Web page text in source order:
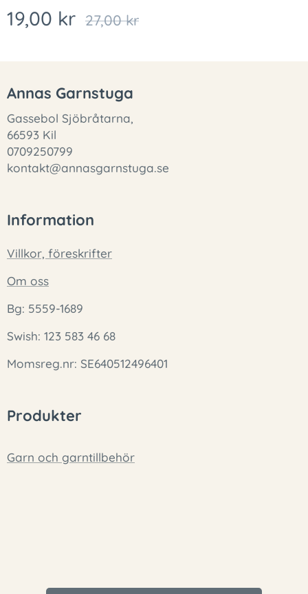
19,00 kr 27,00kr
Annas Garnstuga
Gassebol Sjöbråtarna,
66593 Kil
0709250799
kontakt@annasgarnstuga.se
Information
Villkor, föreskrifter
Om oss
Bg: 5559-1689
Swish: 123 583 46 68
Momsreg.nr: SE640512496401
Produkter
Garn och garntillbehör